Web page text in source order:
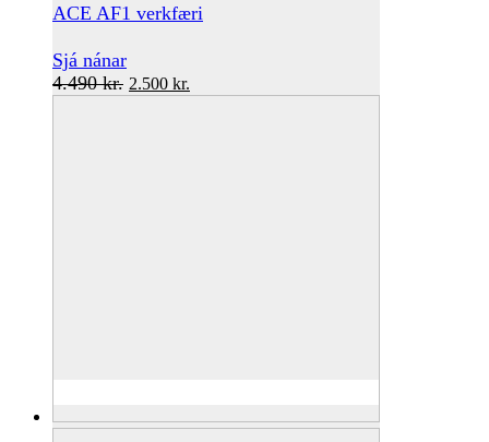
ACE AF1 verkfæri
Sjá nánar
4.490kr. Original
2.500 kr.